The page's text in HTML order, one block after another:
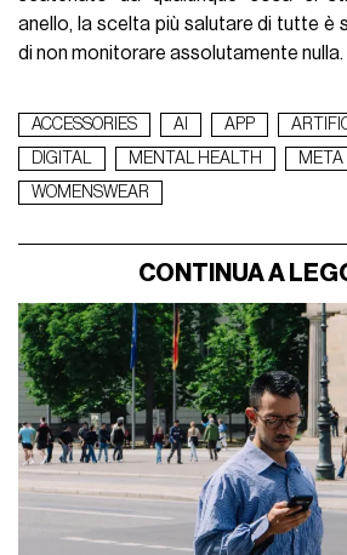
anello, la scelta più salutare di tutte è
di non monitorare assolutamente nulla.
ACCESSORIES AI APP
DIGITAL
MENTAL HEALTH META
WOMENSWEAR
CONTINUA A